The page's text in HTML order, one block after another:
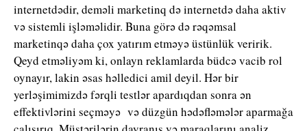
internetdədir, deməli marketinq də internetdə daha aktiv
və sistemli işləməlidir. Buna görə də rəqəmsal
marketinqə daha çox yatırım etməyə üstünlük veririk.
Qeyd etməliyəm ki, onlayn reklamlarda büdcə vacib rol
oynayır, lakin əsas həlledici amil deyil. Hər bir
yerləşimimizdə fərqli testlər apardıqdan sonra ən
effektivlərini seçməyə və düzgün hədəfləmələr aparmağa